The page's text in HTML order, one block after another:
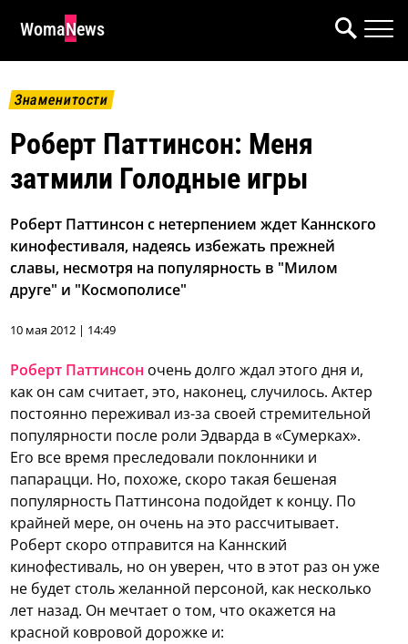
WomaNews
Знаменитости
Роберт Паттинсон: Меня
затмили Голодные игры
Роберт Паттинсон с нетерпением ждет Каннского
кинофестиваля, надеясь избежать прежней
славы, несмотря на популярность в "Милом
друге" и "Космополисе"
10 мая 2012 | 14:49
Роберт Паттинсон очень долго ждал этого дня и,
как он сам считает, это, наконец, случилось. Актер
постоянно переживал из-за своей стремительной
популярности после роли Эдварда в «Сумерках».
Его все время преследовали поклонники и
папарацци. Но, похоже, скоро такая бешеная
популярность Паттинсона подойдет к концу. По
крайней мере, он очень на это рассчитывает.
Роберт скоро отправится на Каннский
кинофестиваль, но он уверен, что в этот раз он уже
не будет столь желанной персоной, как несколько
лет назад. Он мечтает о том, что окажется на
красной ковровой дорожке и: